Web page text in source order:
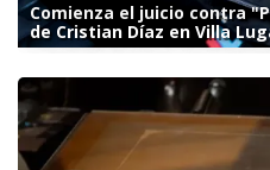
Comienza el juicio contra
de Cristian Díaz en Villa